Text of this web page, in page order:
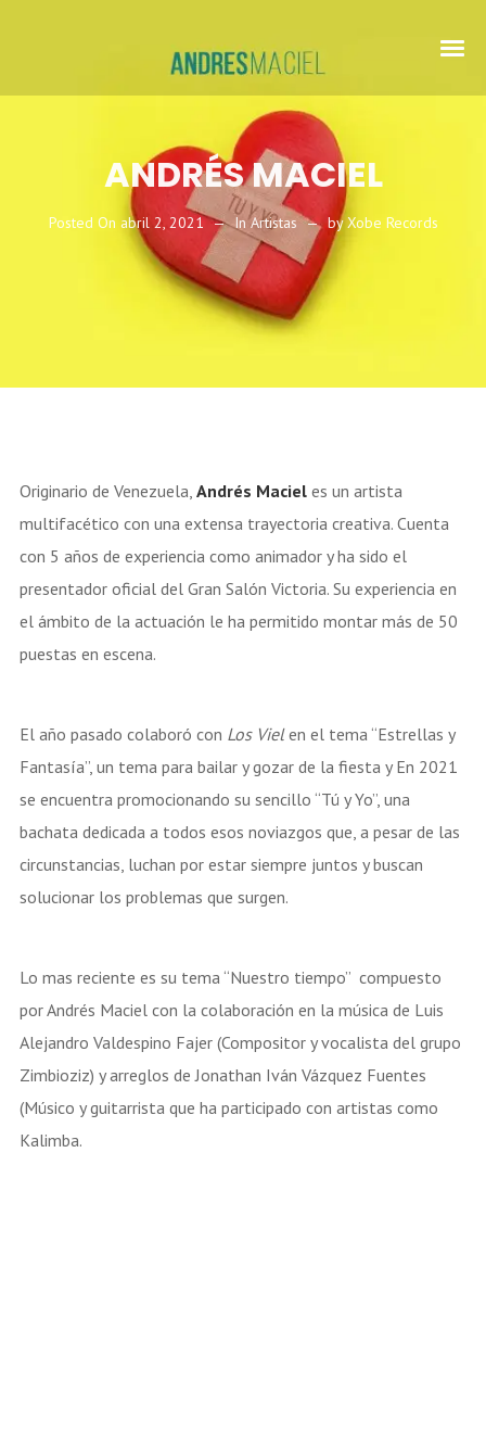
ANDRÉS MACIEL
Posted On abril 2, 2021 InArtistas byXobe Records
Originario de Venezuela, Andrés Macieles un artista
multifacético con una extensa trayectoria creativa. Cuenta
con 5 años de experiencia como animador y ha sido el
presentador oficial del Gran Salón Victoria. Su experiencia en
el ámbito de la actuación le ha permitido montar más de 50
puestas en escena.
El año pasado colaboró con Los Vielen el tema “Estrellas y
Fantasía”, un tema para bailar y gozar de la fiesta y En 2021
se encuentra promocionando su sencillo “Tú y Yo”, una
bachata dedicada a todos esos noviazgos que, a pesar de las
circunstancias, luchan por estar siempre juntos y buscan
solucionar los problemas que surgen.
Lo mas reciente es su tema “Nuestro tiempo” compuesto
por Andrés Maciel con la colaboración en la música de Luis
Alejandro Valdespino Fajer (Compositor y vocalista del grupo
Zimbioziz) y arreglos de Jonathan Iván Vázquez Fuentes
(Músico y guitarrista que ha participado con artistas como
Kalimba.